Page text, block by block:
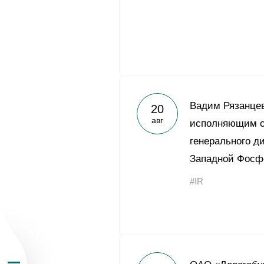
О Группе «Акрон»
География
20
авг
Вадим
исполняющим
генерального
Западной
#IR